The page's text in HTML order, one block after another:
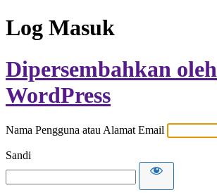
Log Masuk
Dipersembahkan oleh
WordPress
Nama Pengguna atau Alamat Email
Sandi